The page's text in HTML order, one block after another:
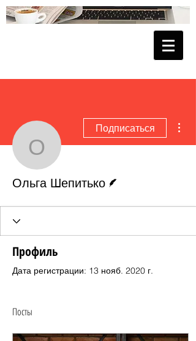
Ольга Шепитько
Подписаться
Ольга Шепитько
Профиль
Дата регистрации: 13 нояб. 2020 г.
Посты